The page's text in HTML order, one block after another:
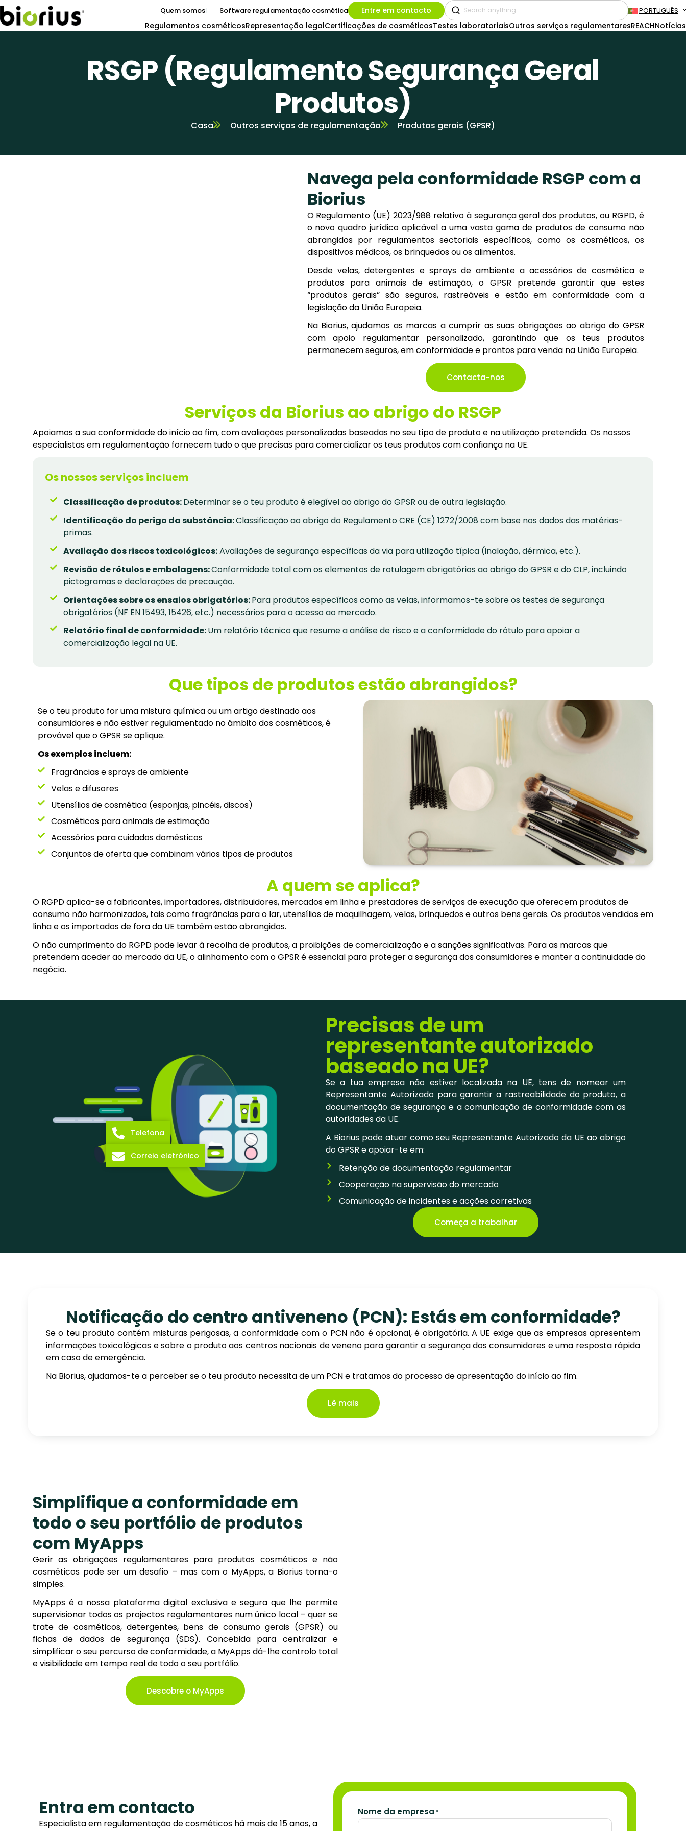
Quem somos Software regulamentação cosmética Entre em contacto PORTUGUÊS
Regulamentos cosméticosRepresentação legalCertificações de cosméticosTestes laboratoriaisOutros serviços regulamentaresREACHNotícias
RSGP (Regulamento Segurança Geral
Produtos)
Casa Outros serviços de regulamentação Produtos gerais (GPSR)
Navega pela conformidade RSGP com a
Biorius
O Regulamento (UE) 2023/988 relativo à segurança geral dos produtos, ou RGPD, é
o novo quadro jurídico aplicável a uma vasta gama de produtos de consumo não
abrangidos por regulamentos sectoriais específicos, como os cosméticos, os
dispositivos médicos, os brinquedos ou os alimentos.
Desde velas, detergentes e sprays de ambiente a acessórios de cosmética e
produtos para animais de estimação, o GPSR pretende garantir que estes
“produtos gerais” são seguros, rastreáveis e estão em conformidade com a
legislação da União Europeia.
Na Biorius, ajudamos as marcas a cumprir as suas obrigações ao abrigo do GPSR
com apoio regulamentar personalizado, garantindo que os teus produtos
permanecem seguros, em conformidade e prontos para venda na União Europeia.
Contacta-nos
Serviços da Biorius ao abrigo do RSGP
Apoiamos a sua conformidade do início ao fim, com avaliações personalizadas baseadas no seu tipo de produto e na utilização pretendida. Os nossos
especialistas em regulamentação fornecem tudo o que precisas para comercializar os teus produtos com confiança na UE.
Os nossos serviços incluem
Classificação de produtos:Determinar se o teu produto é elegível ao abrigo do GPSR ou de outra legislação.
Identificação do perigo da substância:Classificação ao abrigo do Regulamento CRE (CE) 1272/2008 com base nos dados das matérias-
primas.
Avaliação dos riscos toxicológicos:Avaliações de segurança específicas da via para utilização típica (inalação, dérmica, etc.).
Revisão de rótulos e embalagens:Conformidade total com os elementos de rotulagem obrigatórios ao abrigo do GPSR e do CLP, incluindo
pictogramas e declarações de precaução.
Orientações sobre os ensaios obrigatórios:Para produtos específicos como as velas, informamos-te sobre os testes de segurança
obrigatórios (NF EN 15493, 15426, etc.) necessários para o acesso ao mercado.
Relatório final de conformidade:Um relatório técnico que resume a análise de risco e a conformidade do rótulo para apoiar a
comercialização legal na UE.
Que tipos de produtos estão abrangidos?
Se o teu produto for uma mistura química ou um artigo destinado aos
consumidores e não estiver regulamentado no âmbito dos cosméticos, é
provável que o GPSR se aplique.
Os exemplos incluem:
Fragrâncias e sprays de ambiente
Velas e difusores
Utensílios de cosmética (esponjas, pincéis, discos)
Cosméticos para animais de estimação
Acessórios para cuidados domésticos
Conjuntos de oferta que combinam vários tipos de produtos
A quem se aplica?
O RGPD aplica-se a fabricantes, importadores, distribuidores, mercados em linha e prestadores de serviços de execução que oferecem produtos de
consumo não harmonizados, tais como fragrâncias para o lar, utensílios de maquilhagem, velas, brinquedos e outros bens gerais. Os produtos vendidos em
linha e os importados de fora da UE também estão abrangidos.
O não cumprimento do RGPD pode levar à recolha de produtos, a proibições de comercialização e a sanções significativas. Para as marcas que
pretendem aceder ao mercado da UE, o alinhamento com o GPSR é essencial para proteger a segurança dos consumidores e manter a continuidade do
negócio.
Precisas de um
representante autorizado
baseado na UE?
Se a tua empresa não estiver localizada na UE, tens de nomear um
Representante Autorizado para garantir a rastreabilidade do produto, a
documentação de segurança e a comunicação de conformidade com as
autoridades da UE.
A Biorius pode atuar como seu Representante Autorizado da UE ao abrigo
do GPSR e apoiar-te em:
Retenção de documentação regulamentar
Cooperação na supervisão do mercado
Comunicação de incidentes e acções corretivas
Começa a trabalhar
Notificação do centro antiveneno (PCN): Estás em conformidade?
Se o teu produto contém misturas perigosas, a conformidade com o PCN não é opcional, é obrigatória. A UE exige que as empresas apresentem
informações toxicológicas e sobre o produto aos centros nacionais de veneno para garantir a segurança dos consumidores e uma resposta rápida
em caso de emergência.
Na Biorius, ajudamos-te a perceber se o teu produto necessita de um PCN e tratamos do processo de apresentação do início ao fim.
Lê mais
Simplifique a conformidade em
todo o seu portfólio de produtos
com MyApps
Gerir as obrigações regulamentares para produtos cosméticos e não
cosméticos pode ser um desafio – mas com o MyApps, a Biorius torna-o
simples.
MyApps é a nossa plataforma digital exclusiva e segura que lhe permite
supervisionar todos os projectos regulamentares num único local – quer se
trate de cosméticos, detergentes, bens de consumo gerais (GPSR) ou
fichas de dados de segurança (SDS). Concebida para centralizar e
simplificar o seu percurso de conformidade, a MyApps dá-lhe controlo total
e visibilidade em tempo real de todo o seu portfólio.
Descobre o MyApps
Entra em contacto
Especialista em regulamentação de cosméticos há mais de 15 anos, a
Nome da empresa *
Telefona
Correio eletrónico